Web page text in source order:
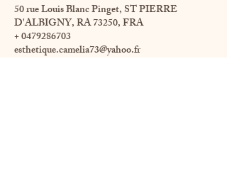
50 rue Louis Blanc Pinget, ST PIERRE
D'ALBIGNY, RA 73250, FRA
+ 0479286703
esthetique.camelia73@yahoo.fr